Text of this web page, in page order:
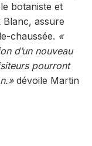
botaniste et
assure
chaussée. «
d’un nouveau
pourront
dévoile Martin